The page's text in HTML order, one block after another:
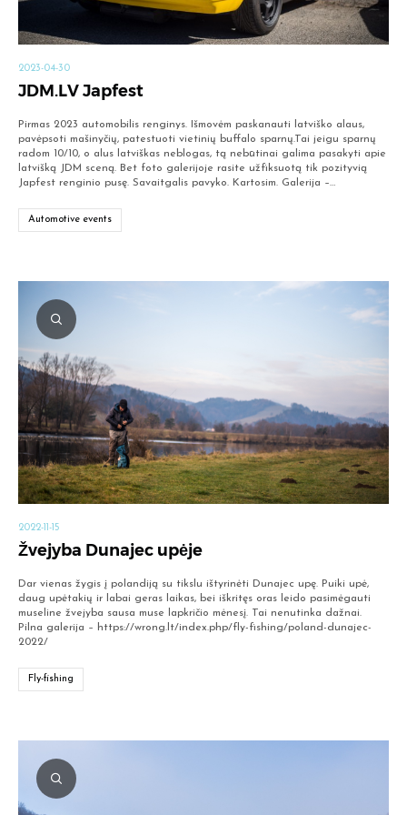
2023-04-30
JDM.LV Japfest
Pirmas 2023 automobilis renginys. Išmovėm paskanauti latviško alaus,
pavėpsoti mašinyčių, patestuoti vietinių buffalo sparnų.Tai jeigu sparnų
radom 10/10, o alus latviškas neblogas, tą nebūtinai galima pasakyti apie
latvišką JDM sceną. Bet foto galerijoje rasite užfiksuotą tik pozityvią
Japfest renginio pusę. Savaitgalis pavyko. Kartosim. Galerija –…
Automotive events
2022-11-15
Žvejyba Dunajec upėje
Dar vienas žygis į polandiją su tikslu ištyrinėti Dunajec upę. Puiki upė,
daug upėtakių ir labai geras laikas, bei iškritęs oras leido pasimėgauti
museline žvejyba sausa muse lapkričio mėnesį. Tai nenutinka dažnai.
Pilna galerija – https://wrong.lt/index.php/fly-fishing/poland-dunajec-
2022/
Fly-fishing